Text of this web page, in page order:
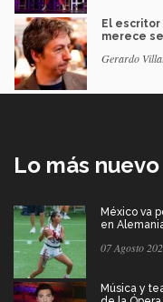
El
merece
Gerardo
Lo más nuevo
México va
en
07 Agosto
Música y